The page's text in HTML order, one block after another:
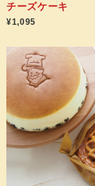
チーズケーキ
¥1,095